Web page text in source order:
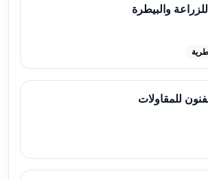
والبيطرة
للمقاولات